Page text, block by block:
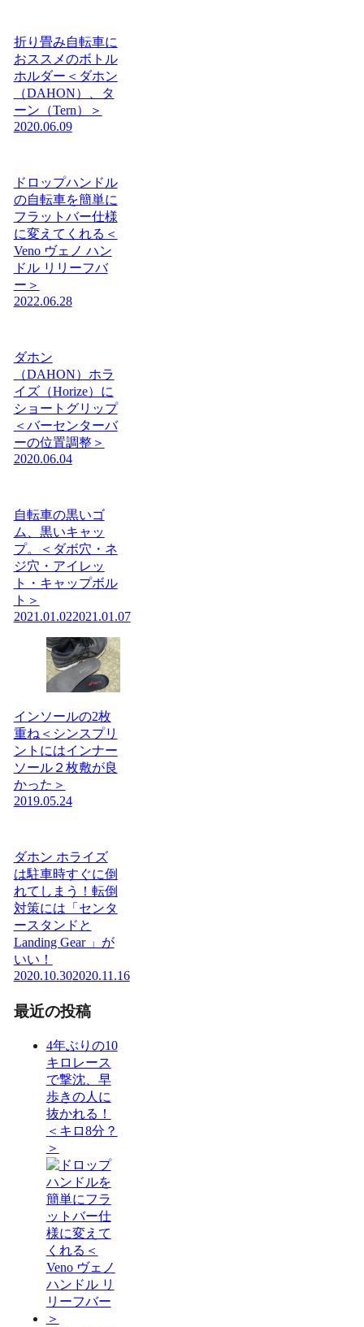
折り畳み自転車に
おススメのボトル
ホルダー＜ダホン
（DAHON）、タ
ーン（Tern）＞
2020.06.09
ドロップハンドル
の自転車を簡単に
フラットバー仕様
に変えてくれる＜
Veno ヴェノ ハン
ドル リリーフバ
ー＞
2022.06.28
ダホン
（DAHON）ホラ
イズ（Horize）に
ショートグリップ
＜バーセンターバ
ーの位置調整＞
2020.06.04
自転車の黒いゴ
ム、黒いキャッ
プ。＜ダボ穴・ネ
ジ穴・アイレッ
ト・キャップボル
ト＞
2021.01.022021.01.07
インソールの2枚
重ね＜シンスプリ
ントにはインナー
ソール２枚敷が良
かった＞
2019.05.24
ダホン ホライズ
は駐車時すぐに倒
れてしまう！転倒
対策には「センタ
ースタンドと
Landing Gear 」が
いい！
2020.10.302020.11.16
最近の投稿
4年ぶりの10
キロレース
で撃沈、早
歩きの人に
抜かれる！
＜キロ8分？
＞